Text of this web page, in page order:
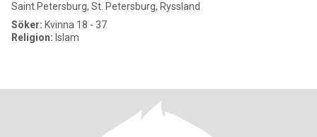
Saint Petersburg, St. Petersburg, Ryssland
Söker: Kvinna 18 - 37
Religion: Islam